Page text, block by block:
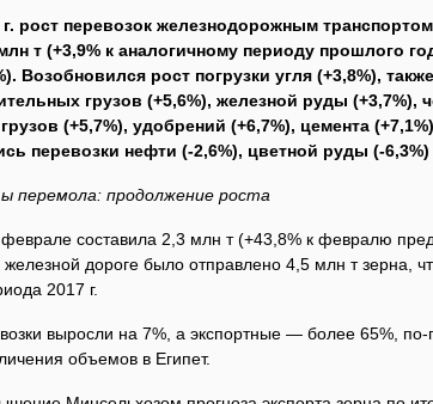
рост перевозок железнодорожным
т (+3,9% к аналогичному периоду прошлого
Возобновился рост погрузки угля (+3,8%),
грузов (+5,6%), железной руды (+3,7%),
(+5,7%), удобрений (+6,7%), цемента
перевозки нефти (-2,6%), цветной руды (-
перемола: продолжение роста
феврале составила 2,3 млн т (+43,8% к февралю
железной дороге было отправлено 4,5 млн т зерна,
2017 г.
выросли на 7%, а экспортные — более 65%, по-
объемов в Египет.